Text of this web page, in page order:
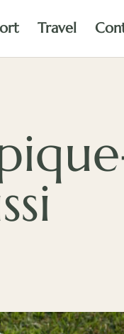
Travel